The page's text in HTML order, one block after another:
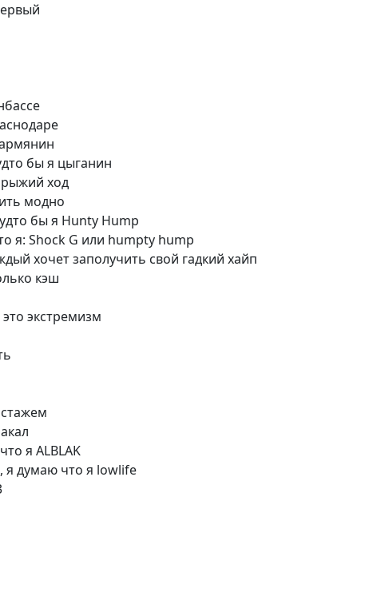
бы я цыганин
ход
модно
бы я Hunty Hump
я: Shock G или humpty hump
хочет заполучить свой гадкий хайп
кэш
экстремизм
я ALBLAK
я думаю что я lowlife